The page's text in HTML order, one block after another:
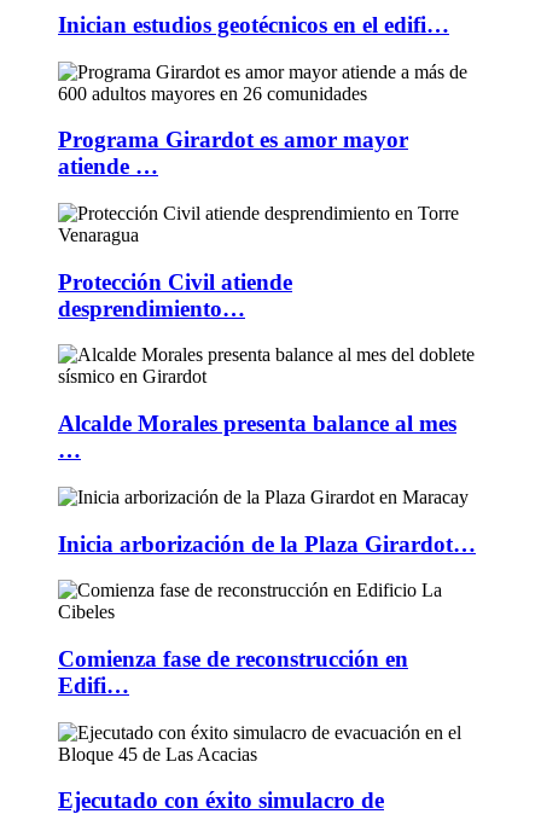
Inician estudios geotécnicos en el edifi…
Programa Girardot es amor mayor
atiende …
Protección Civil atiende
desprendimiento…
Alcalde Morales presenta balance al mes
…
Inicia arborización de la Plaza Girardot…
Comienza fase de reconstrucción en
Edifi…
Ejecutado con éxito simulacro de